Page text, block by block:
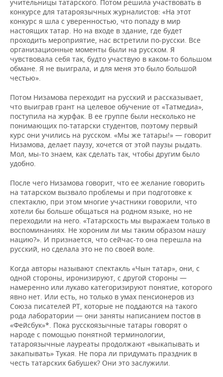
учительницы татарского. Потом решила участвовать в
конкурсе для татароязычных журналистов: «На этот
конкурс я шла с уверенностью, что попаду в мир
настоящих татар. Но на входе в здание, где будет
проходить мероприятие, нас встретили по-русски. Все
организационные моменты были на русском. Я
чувствовала себя так, будто участвую в каком-то большом
обмане. Я не выиграла, и для меня это было большой
честью».
Потом Низамова переходит на русский и рассказывает,
что выиграв грант на целевое обучение от «Татмедиа»,
поступила на журфак. В ее группе были несколько не
понимающих по-татарски студентов, поэтому первый
курс они учились на русском. «Мы же татары!» — говорит
Низамова, делает паузу, хочется от этой паузы рыдать.
Мол, мы-то знаем, как сделать так, чтобы другим было
удобно.
После чего Низамова говорит, что ее желание говорить
на татарском вызвало проблемы и при подготовке к
спектаклю, при этом многие участники говорили, что
хотели бы больше общаться на родном языке, но не
переходили на него. «Татарскость мы выражаем только в
воспоминаниях. Не хороним ли мы таким образом нашу
нацию?». И признается, что сейчас-то она перешла на
русский, но сделала это не по своей воле.
Когда авторы называют спектакль «Чын татар», они, с
одной стороны, иронизируют, с другой стороны —
намеренно или лукаво категоризируют понятие, которого
явно нет. Или есть, но только в умах пенсионеров из
Союза писателей РТ, которые не поддаются на такого
рода лаборатории — они заняты написанием постов в
«Фейсбук»*. Пока русскоязычные татары говорят о
народе с помощью понятной терминологии,
татароязычные лауреаты продолжают «выкапывать и
закапывать» Тукая. Не пора ли придумать праздник в
честь татарских бабушек? Они это заслужили.